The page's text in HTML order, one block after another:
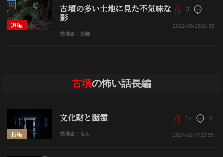
短編
10 古墳の多い土地に見た不気味な
影
投稿者：金剛
3 0
2022/09/2502:36
古墳の怖い話長編
長編
文化財と幽霊
投稿者：もん
19 4
2024/02/1722:55